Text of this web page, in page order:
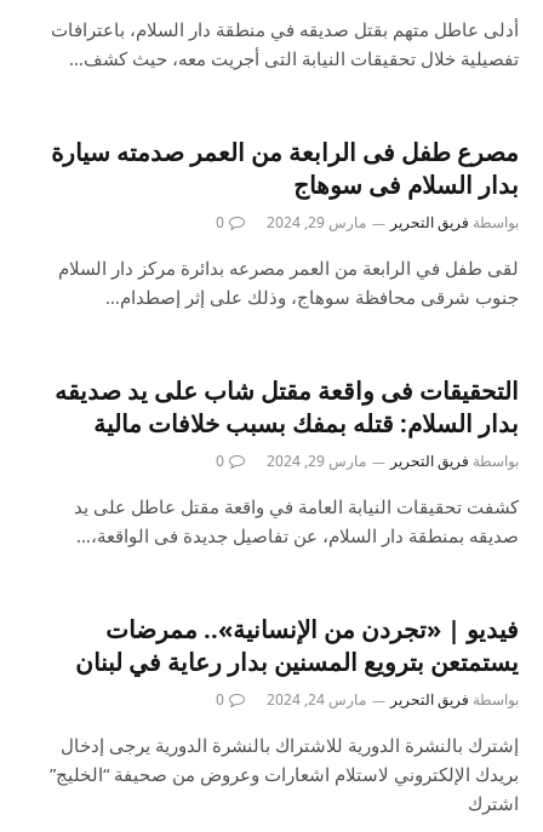
أدلى عاطل متهم بقتل صديقه في منطقة دار السلام، باعترافات
تفصيلية خلال تحقيقات النيابة التى أجريت معه، حيث كشف…
مصرع طفل فى الرابعة من العمر صدمته سيارة
بدار السلام فى سوهاج
بواسطة فريق التحرير مارس 29, 2024 0
لقى طفل في الرابعة من العمر مصرعه بدائرة مركز دار السلام
جنوب شرقى محافظة سوهاج، وذلك على إثر إصطدام…
التحقيقات فى واقعة مقتل شاب على يد صديقه
بدار السلام: قتله بمفك بسبب خلافات مالية
بواسطة فريق التحرير مارس 29, 2024 0
كشفت تحقيقات النيابة العامة في واقعة مقتل عاطل على يد
صديقه بمنطقة دار السلام، عن تفاصيل جديدة فى الواقعة،…
فيديو | «تجردن من الإنسانية».. ممرضات
يستمتعن بترويع المسنين بدار رعاية في لبنان
بواسطة فريق التحرير مارس 24, 2024 0
إشترك بالنشرة الدورية للاشتراك بالنشرة الدورية يرجى إدخال
بريدك الإلكتروني لاستلام اشعارات وعروض من صحيفة “الخليج”
اشترك